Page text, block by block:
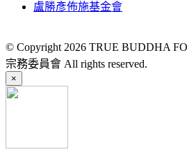
盧勝彥佈施基金會
© Copyright 2026 TRUE BUDDHA
宗務委員會 All rights reserved.
×